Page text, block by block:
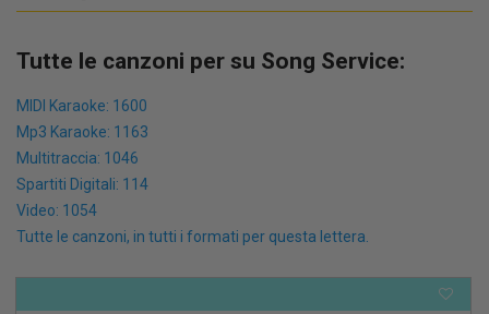
Tutte le canzoni per su Song Service:
MIDI Karaoke: 1600
Mp3 Karaoke: 1163
Multitraccia: 1046
Spartiti Digitali: 114
Video: 1054
Tutte le canzoni, in tutti i formati per questa lettera.